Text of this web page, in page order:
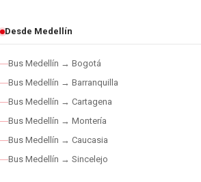
Desde Medellín
Bus Medellín → Bogotá
Bus Medellín → Barranquilla
Bus Medellín → Cartagena
Bus Medellín → Montería
Bus Medellín → Caucasia
Bus Medellín → Sincelejo